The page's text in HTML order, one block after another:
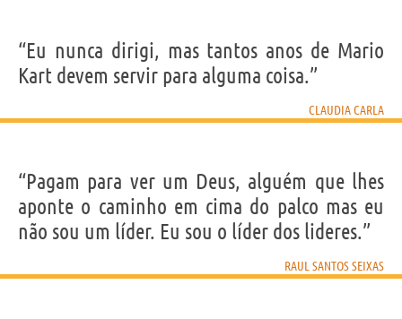
“Eu nunca dirigi, mas tantos anos de Mario
Kart devem servir para alguma coisa.”
CLAUDIA CARLA
“Pagam para ver um Deus, alguém que lhes
aponte o caminho em cima do palco mas eu
não sou um líder. Eu sou o líder dos lideres.”
RAUL SANTOS SEIXAS